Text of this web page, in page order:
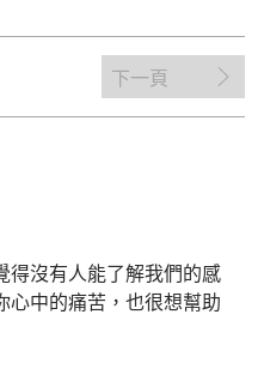
下一頁
得沒有人能了解我們的感
心中的痛苦，也很想幫助